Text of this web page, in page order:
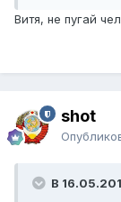
Витя, не пугай
shot
В